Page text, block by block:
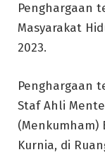
Penghargaan
Masyarakat
2023.
Penghargaan
Staf Ahli
(Menkumham)
Kurnia, di